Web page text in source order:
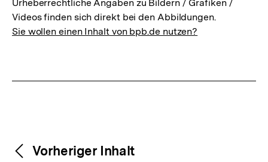
Urheberrechtliche Angaben zu Bildern / Grafiken /
Videos finden sich direkt bei den Abbildungen.
Sie wollen einen Inhalt von bpb.de nutzen?
Weitere
Content-
Navigation
Vorheriger Inhalt